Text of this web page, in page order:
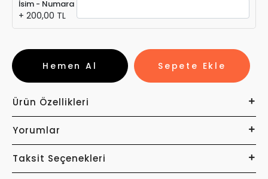
İsim - Numara
+ 200,00 TL
Sepete Ekle
Hemen Al
Ürün Özellikleri
Yorumlar
Taksit Seçenekleri